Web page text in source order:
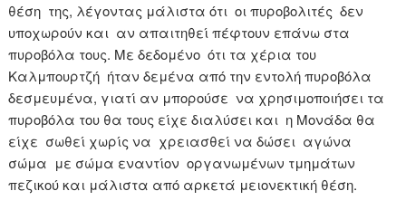
θέση της, λέγοντας μάλιστα ότι οι πυροβολιτές δεν
υποχωρούν και αν απαιτηθεί πέφτουν επάνω στα
πυροβόλα τους. Με δεδομένο ότι τα χέρια του
Καλμπουρτζή ήταν δεμένα από την εντολή πυροβόλα
δεσμευμένα, γιατί αν μπορούσε να χρησιμοποιήσει τα
πυροβόλα του θα τους είχε διαλύσει και η Μονάδα θα
είχε σωθεί χωρίς να χρειασθεί να δώσει αγώνα
σώμα με σώμα εναντίον οργανωμένων τμημάτων
πεζικού και μάλιστα από αρκετά μειονεκτική θέση.